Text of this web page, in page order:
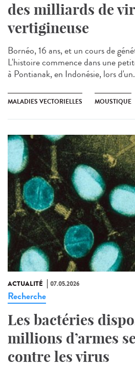
des milliards de
vertigineuse
Bornéo, 16 ans, et un cours de
L'histoire commence dans une
à Pontianak, en Indonésie, lors
MALADIES VECTORIELLES MOUSTIQUE
ACTUALITÉ 07.05.2026
Recherche
Les bactéries
millions d’armes
contre les virus